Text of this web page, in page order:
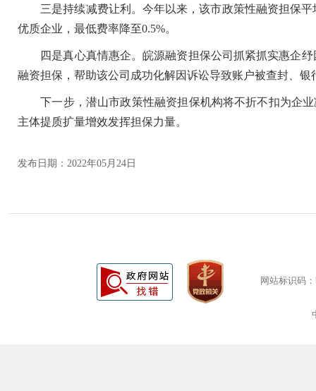
三是持续减费让利。今年以来，该市政策性融资担保平
优质企业，最低费率降至0.5%。
四是真心真情惠企。皖源融资担保公司抓紧抓实惠企纾
融资担保，帮助该公司成功化解因诉讼导致账户被查封、
下一步，潜山市政策性融资担保机构将不折不扣为企业
主体提质扩量增效发挥担保力量。
发布日期：2022年05月24日
网站标识码